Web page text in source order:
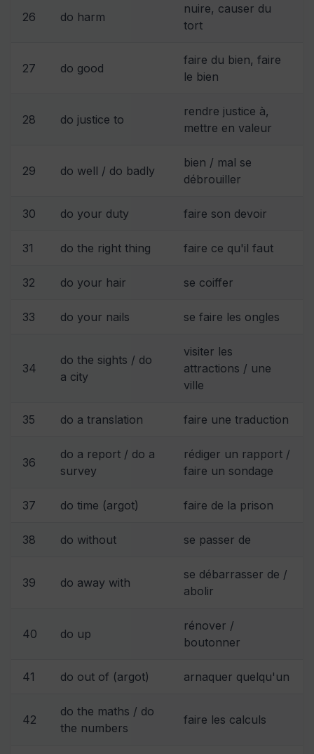
26 do harm
nuire, causer du
tort
27 do good
faire du bien, faire
le bien
28 do justice to
rendre justice à,
mettre en valeur
29 do well / do badly
bien / mal se
débrouiller
30 do your duty faire son devoir
31 do the right thing faire ce qu'il faut
32 do your hair se coiffer
33 do your nails se faire les ongles
34
do the sights / do
a city
visiter les
attractions / une
ville
35 do a translation faire une traduction
36
do a report / do a
survey
rédiger un rapport /
faire un sondage
37 do time (argot) faire de la prison
38 do without se passer de
39 do away with
se débarrasser de /
abolir
40 do up
rénover /
boutonner
41 do out of (argot) arnaquer quelqu'un
42
do the maths / do
the numbers
faire les calculs